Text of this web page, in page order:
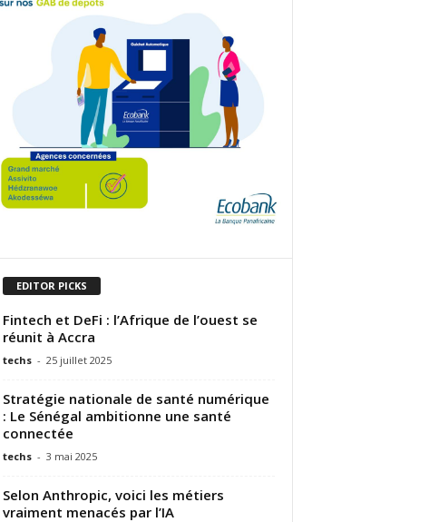
EDITOR PICKS
Fintech et DeFi : l’Afrique de l’ouest se
réunit à Accra
techs - 25 juillet 2025
Stratégie nationale de santé numérique
: Le Sénégal ambitionne une santé
connectée
techs - 3 mai 2025
Selon Anthropic, voici les métiers
vraiment menacés par l’IA